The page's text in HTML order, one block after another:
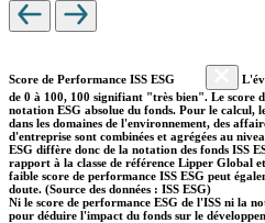
Score de Performance ISS ESG
de 0 à 100, 100 signifiant "très bien". Le score
notation ESG absolue du fonds. Pour le calcul,
dans les domaines de l'environnement, des
d'entreprise sont combinées et agrégées au
ESG diffère donc de la notation des fonds ISS
rapport à la classe de référence Lipper Global
faible score de performance ISS ESG peut
doute. (Source des données : ISS ESG)
Ni le score de performance ESG de l'ISS ni la
pour déduire l'impact du fonds sur le